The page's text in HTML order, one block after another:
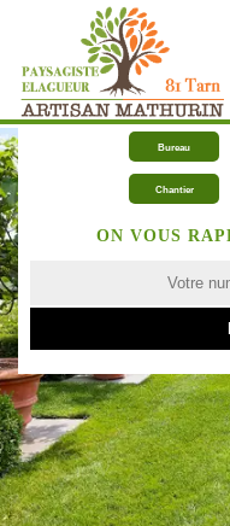
Bureau
Chantier
ON VOUS